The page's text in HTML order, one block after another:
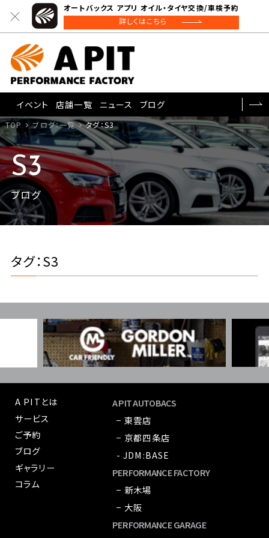
オートバックス アプリ オイル・タイヤ交換/車検予約
詳しくはこちら
イベント 店舗一覧 ニュース ブログ
TOP ブログ：一覧 タグ：S3
S3
ブログ
タグ：S3
A PITとは
サービス
ご予約
ブログ
ギャラリー
コラム
A PIT AUTOBACS
− 東雲店
− 京都四条店
- JDM:BASE
PERFORMANCE FACTORY
− 新木場
− 大阪
PERFORMANCE GARAGE